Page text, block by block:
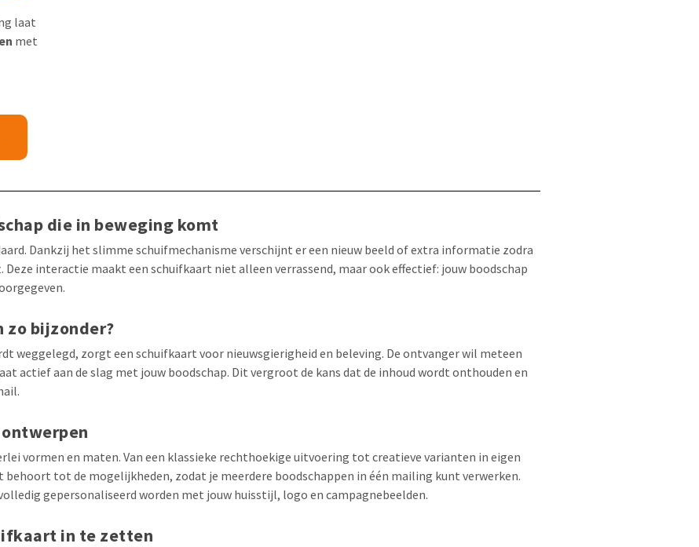
laat
met
die in beweging komt
Dankzij het slimme schuifmechanisme verschijnt er een nieuw beeld of extra informatie zodra
interactie maakt een schuifkaart niet alleen verrassend, maar ook effectief: jouw boodschap
bijzonder?
weggelegd, zorgt een schuifkaart voor nieuwsgierigheid en beleving. De ontvanger wil meteen
actief aan de slag met jouw boodschap. Dit vergroot de kans dat de inhoud wordt onthouden en
vormen en maten. Van een klassieke rechthoekige uitvoering tot creatieve varianten in eigen
tot de mogelijkheden, zodat je meerdere boodschappen in één mailing kunt verwerken.
gepersonaliseerd worden met jouw huisstijl, logo en campagnebeelden.
in te zetten